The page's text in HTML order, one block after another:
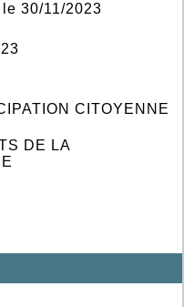
30/11/2023
CITOYENNE
DE LA